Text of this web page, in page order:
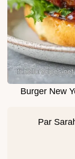
Burger New
Par